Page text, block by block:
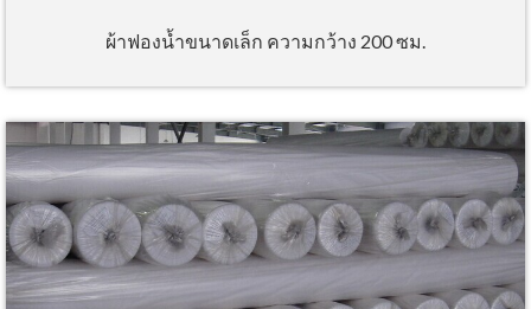
ผ้าฟองน้ำขนาดเล็ก ความกว้าง 200 ซม.